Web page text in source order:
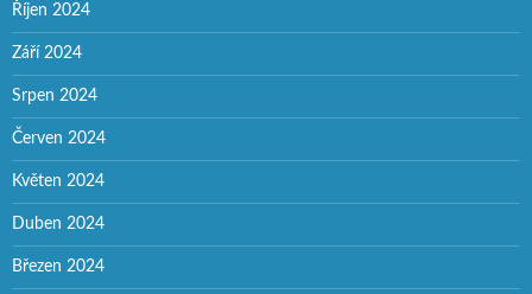
Říjen 2024
Září 2024
Srpen 2024
Červen 2024
Květen 2024
Duben 2024
Březen 2024